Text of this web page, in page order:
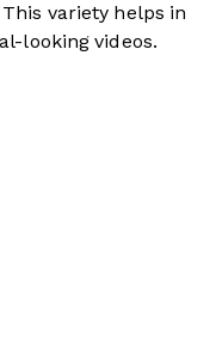
variety helps in
looking videos.